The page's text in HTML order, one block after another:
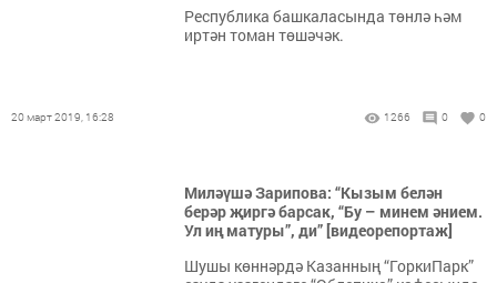
Республика башкаласында төнлә һәм
иртән томан төшәчәк.
20 март 2019, 16:28 1266 0 0
Миләүшә Зарипова: “Кызым белән
берәр җиргә барсак, “Бу – минем әнием.
Ул иң матуры”, ди” [видеорепортаж]
Шушы көннәрдә Казанның “ГоркиПарк”